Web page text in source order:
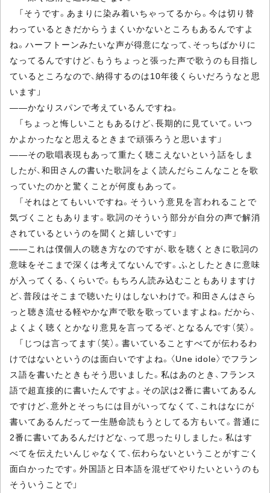
「そうです。あまりに染み着いちゃってるから。今は切り替
わっているときだからうまくいかないところもあるんですよ
ね。ハーフトーンみたいな声が得意になって、そっちばかりに
なってるんですけど、もうちょっと張った声で歌うのも目指し
ているところなので、納得するのは10年後くらいだろうなと思
います」
――かなりスパンで考えているんですね。
「ちょっと悔しいこともあるけど、長期的に見ていて。いつ
かよかったなと思えるときまで頑張ろうと思います」
――その歌唱表現もあって重たく聴こえないという話をしま
したが、和田さんの書いた歌詞をよく読んだらこんなことを歌
っていたのかと驚くことが何度もあって。
「それはとてもいいですね。そういう意見を言われることで
気づくこともあります。歌詞のそういう部分が自分の声で解消
されているというのを聞くと嬉しいです」
――これは僕個人の聴き方なのですが、歌を聴くときに歌詞の
意味をそこまで深くは考えてないんです。ふとしたときに意味
が入ってくる、くらいで。もちろん読み込むこともありますけ
ど、普段はそこまで聴いたりはしないわけで。和田さんはさら
っと聴き流せる軽やかな声で歌を歌っていますよね。だから、
よくよく聴くとかなり意見を言ってるぞ、となるんです（笑）。
「じつは言ってます（笑）。書いていることすべてが伝わるわ
けではないというのは面白いですよね。〈Une idole〉でフラン
ス語を書いたときもそう思いました。私はあのとき、フランス
語で超直接的に書いたんですよ。その訳は2番に書いてあるん
ですけど、意外とそっちには目がいってなくて、これはなにが
書いてあるんだって一生懸命読もうとしてる方もいて。普通に
2番に書いてあるんだけどな、って思ったりしました。私はす
べてを伝えたいんじゃなくて、伝わらないということがすごく
面白かったです。外国語と日本語を混ぜてやりたいというのも
そういうことで」